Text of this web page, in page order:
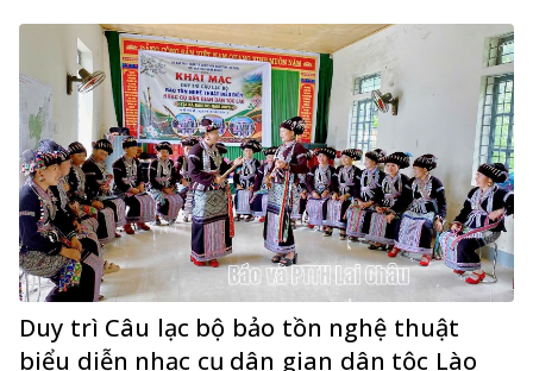
Duy trì Câu lạc bộ bảo tồn nghệ thuật
biểu diễn nhạc cụ dân gian dân tộc Lào